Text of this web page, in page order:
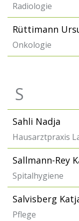
Radiologie
Rüttimann
Onkologie
S
Sahli Nadja
Hausarztpraxis
Sallmann-Rey
Spitalhygiene
Salvisberg
Pflege